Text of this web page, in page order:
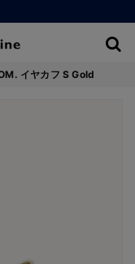
イヤカフ S Gold